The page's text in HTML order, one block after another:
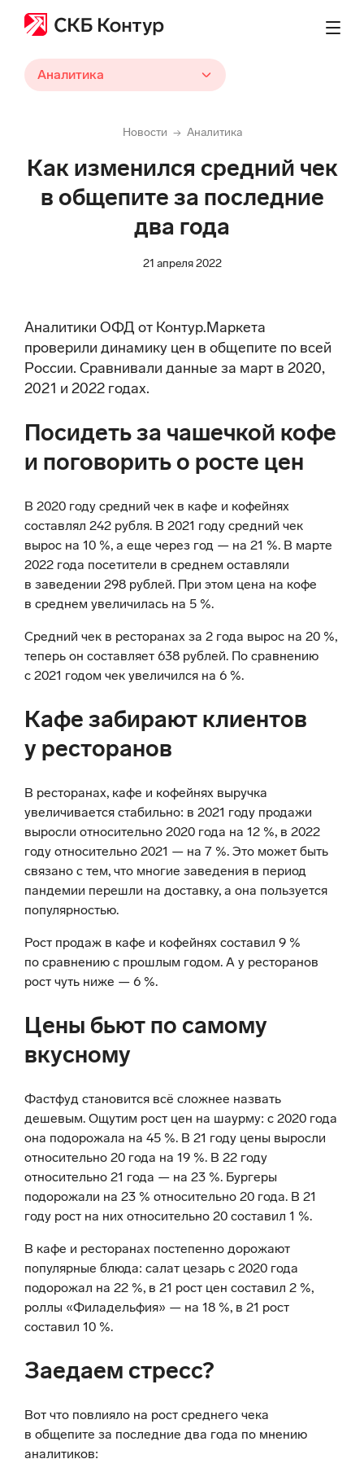
Аналитика
Новости → Аналитика
Как изменился средний чек
в общепите за последние
два года
21 апреля 2022
Аналитики ОФД от Контур.Маркета
проверили динамику цен в общепите по всей
России. Сравнивали данные за март в 2020,
2021 и 2022 годах.
Посидеть за чашечкой кофе
и поговорить о росте цен
В 2020 году средний чек в кафе и кофейнях
составлял 242 рубля. В 2021 году средний чек
вырос на 10 %, а еще через год — на 21 %. В марте
2022 года посетители в среднем оставляли
в заведении 298 рублей. При этом цена на кофе
в среднем увеличилась на 5 %.
Средний чек в ресторанах за 2 года вырос на 20 %,
теперь он составляет 638 рублей. По сравнению
с 2021 годом чек увеличился на 6 %.
Кафе забирают клиентов
у ресторанов
В ресторанах, кафе и кофейнях выручка
увеличивается стабильно: в 2021 году продажи
выросли относительно 2020 года на 12 %, в 2022
году относительно 2021 — на 7 %. Это может быть
связано с тем, что многие заведения в период
пандемии перешли на доставку, а она пользуется
популярностью.
Рост продаж в кафе и кофейнях составил 9 %
по сравнению с прошлым годом. А у ресторанов
рост чуть ниже — 6 %.
Цены бьют по самому
вкусному
Фастфуд становится всё сложнее назвать
дешевым. Ощутим рост цен на шаурму: с 2020 года
она подорожала на 45 %. В 21 году цены выросли
относительно 20 года на 19 %. В 22 году
относительно 21 года — на 23 %. Бургеры
подорожали на 23 % относительно 20 года. В 21
году рост на них относительно 20 составил 1 %.
В кафе и ресторанах постепенно дорожают
популярные блюда: салат цезарь с 2020 года
подорожал на 22 %, в 21 рост цен составил 2 %,
роллы «Филадельфия» — на 18 %, в 21 рост
составил 10 %.
Заедаем стресс?
Вот что повлияло на рост среднего чека
в общепите за последние два года по мнению
аналитиков: